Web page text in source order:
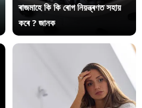
ৰাজমাহে কি কি ৰোগ নিয়ন্ত্ৰণত সহায়
কৰে ? জানক